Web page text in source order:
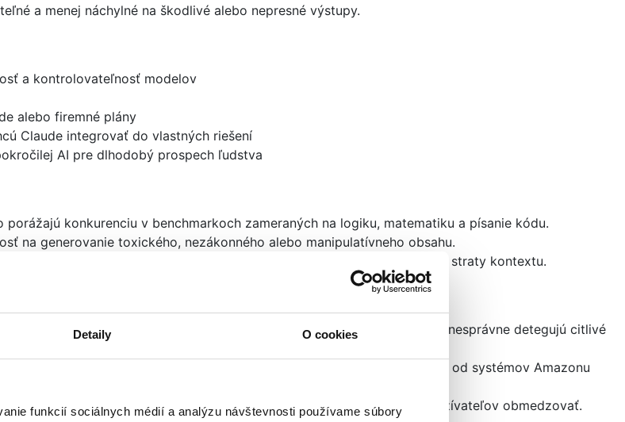
Detaily O cookies
funkcií sociálnych médií a analýzu návštevnosti používame súbory
a menej náchylné na škodlivé alebo nepresné výstupy.
a kontrolovateľnosť modelov
alebo firemné plány
Claude integrovať do vlastných riešení
AI pre dlhodobý prospech ľudstva
porážajú konkurenciu v benchmarkoch zameraných na logiku, matematiku a písanie kódu.
na generovanie toxického, nezákonného alebo manipulatívneho obsahu.
dopyte umožňuje analyzovať kompletnú firemnú dokumentáciu bez straty kontextu.
občas odmietnuť odpovedať aj na úplne neškodné otázky, ak v nich nesprávne detegujú citlivé
firmy je Anthropic infraštruktúrne a finančne kriticky závislý od systémov Amazonu
sústredí skôr na čistý textový výpočtový výkon, čo môže bežných používateľov obmedzovať.